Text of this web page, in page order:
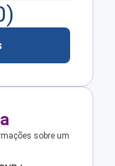
)
sobre um